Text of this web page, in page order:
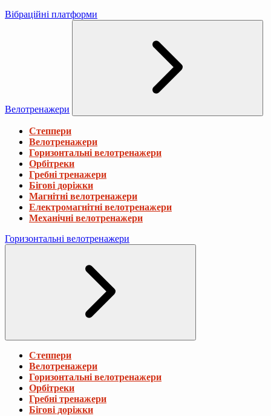
Вібраційні платформи
Велотренажери
Степпери
Велотренажери
Горизонтальні велотренажери
Орбітреки
Гребні тренажери
Бігові доріжки
Магнітні велотренажери
Електромагнітні велотренажери
Механічні велотренажери
Горизонтальні велотренажери
Степпери
Велотренажери
Горизонтальні велотренажери
Орбітреки
Гребні тренажери
Бігові доріжки